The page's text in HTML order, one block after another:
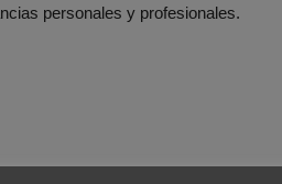
personales y profesionales.